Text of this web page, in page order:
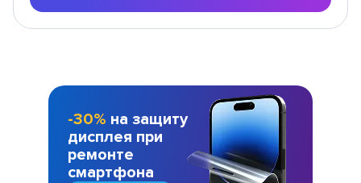
-30% на защиту
дисплея при
ремонте
смартфона